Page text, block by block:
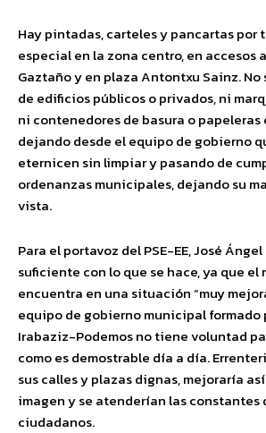
Hay pintadas, carteles y pancartas por
especial en la zona centro, en accesos
Gaztaño y en plaza Antontxu Sainz. No
de edificios públicos o privados, ni
ni contenedores de basura o papeleras
dejando desde el equipo de gobierno
eternicen sin limpiar y pasando de
ordenanzas municipales, dejando su
vista.
Para el portavoz del PSE-EE, José
suficiente con lo que se hace, ya que el
encuentra en una situación “muy
equipo de gobierno municipal formado
Irabaziz-Podemos no tiene voluntad
como es demostrable día a día.
sus calles y plazas dignas, mejoraría
imagen y se atenderían las constantes
ciudadanos.